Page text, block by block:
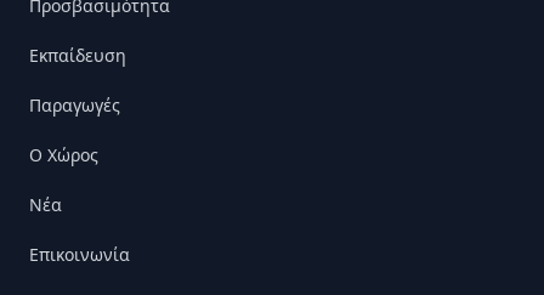
Προσβασιμότητα
Εκπαίδευση
Παραγωγές
Ο Χώρος
Nέα
Επικοινωνία